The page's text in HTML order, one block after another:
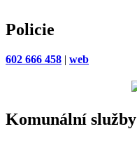
Policie
602 666 458 | web
Komunální služby